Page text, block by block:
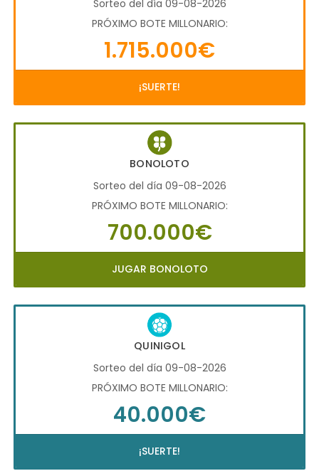
Sorteo del día 09-08-2026
PRÓXIMO BOTE MILLONARIO:
1.715.000€
¡SUERTE!
BONOLOTO
Sorteo del día 09-08-2026
PRÓXIMO BOTE MILLONARIO:
700.000€
JUGAR BONOLOTO
QUINIGOL
Sorteo del día 09-08-2026
PRÓXIMO BOTE MILLONARIO:
40.000€
¡SUERTE!